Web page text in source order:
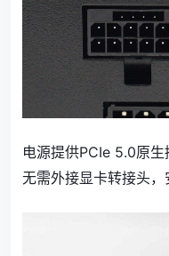
电源提供PCIe 5.0原生
无需外接显卡转接头，